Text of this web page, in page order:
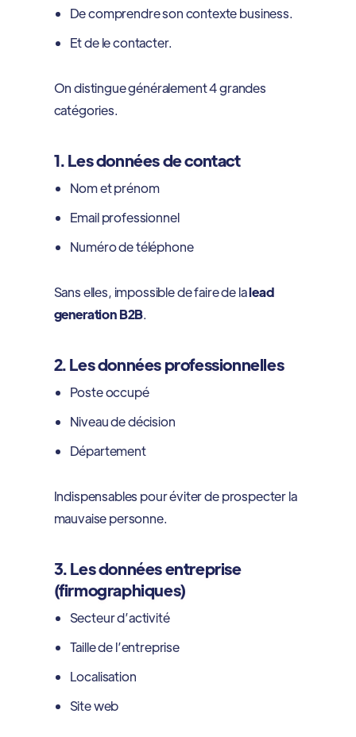
De comprendre son contexte business.
Et de le contacter.
On distingue généralement 4 grandes
catégories.
1. Les données de contact
Nom et prénom
Email professionnel
Numéro de téléphone
Sans elles, impossible de faire de lalead
generation B2B.
2. Les données professionnelles
Poste occupé
Niveau de décision
Département
Indispensables pour éviter de prospecter la
mauvaise personne.
3. Les données entreprise
(firmographiques)
Secteur d’activité
Taille de l’entreprise
Localisation
Site web